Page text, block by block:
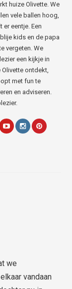
huize Olivette. We
vele ballen hoog,
er eentje. Een
kids en de papa
vergeten. We
een kijkje in
Olivette ontdekt,
met fun te
en adviseren.
we
vandaan